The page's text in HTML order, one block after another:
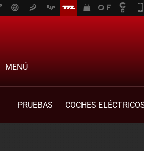
MENÚ
PRUEBAS COCHES